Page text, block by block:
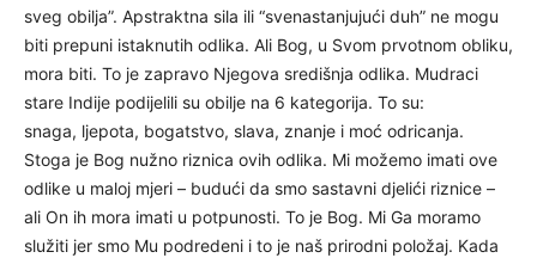
sveg obilja”. Apstraktna sila ili “svenastanjujući duh” ne mogu
biti prepuni istaknutih odlika. Ali Bog, u Svom prvotnom obliku,
mora biti. To je zapravo Njegova središnja odlika. Mudraci
stare Indije podijelili su obilje na 6 kategorija. To su:
snaga, ljepota, bogatstvo, slava, znanje i moć odricanja.
Stoga je Bog nužno riznica ovih odlika. Mi možemo imati ove
odlike u maloj mjeri – budući da smo sastavni djelići riznice –
ali On ih mora imati u potpunosti. To je Bog. Mi Ga moramo
služiti jer smo Mu podredeni i to je naš prirodni položaj. Kada